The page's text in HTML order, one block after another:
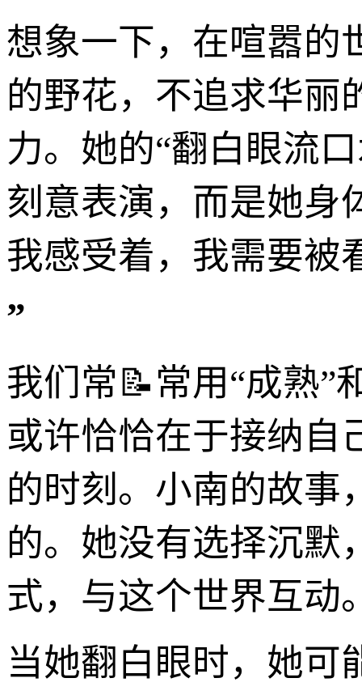
想象一下，在喧嚣的
的野花，不追求华丽
力。她的“翻白眼流
刻意表演，而是她身
我感受着，我需要被
”
我们常📝常用“成熟”
或许恰恰在于接纳自
的时刻。小南的故事
的。她没有选择沉默
式，与这个世界互动
当她翻白眼时，她可